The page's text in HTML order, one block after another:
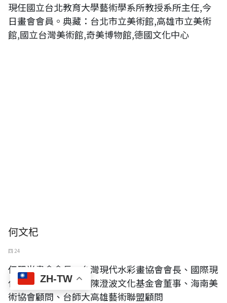
ZH-TW
現任國立台北教育大學藝術學系所教授系所主任,今
日畫會會員。典藏：台北市立美術館,高雄市立美術
館,國立台灣美術館,奇美博物館,德國文化中心
何文杞
四 24
任翠光畫會會長、台灣現代水彩畫協會會長、國際現
代水彩畫聯盟總裁、陳澄波文化基金會董事、海南美
術協會顧問、台師大高雄藝術聯盟顧問